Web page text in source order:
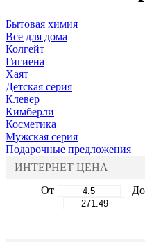
Бытовая химия
Все для дома
Колгейт
Гигиена
Хаят
Детская серия
Клевер
Кимберли
Косметика
Мужская серия
Подарочные предложения
ИНТЕРНЕТ ЦЕНА
От
До